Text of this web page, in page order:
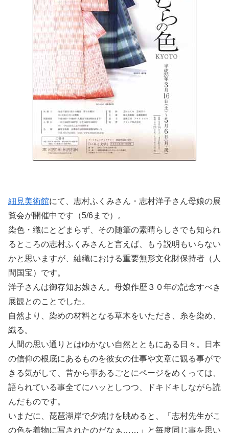
細見美術館にて、志村ふくみさん・志村洋子さん母娘の展
覧会が開催中です（5/6まで）。
染色・織にとどまらず、その随筆の素晴らしさでも知られ
るところの志村ふくみさんと言えば、もう説明もいらない
かと思いますが、紬織における重要無形文化財保持者（人
間国宝）です。
洋子さんは御存知お嬢さん。母娘作歴３０年の記念すべき
展観とのことでした。
自然より、染めの材料となる草木をいただき、糸を染め、
織る。
人間の思い通りとはゆかない自然とともにある日々。日本
の信仰の根底にあるものを彼女の仕事や文章に観る事がで
きる気がして、昔から事あるごとにページをめくっては、
語られている事全てにハッとしつつ、ドキドキしながら読
んだものです。
いまだに、琵琶湖岸で夕焼けを眺めると、「志村先生がこ
の色を着物に写されたのだなぁ……」と毎度同じ事を思い